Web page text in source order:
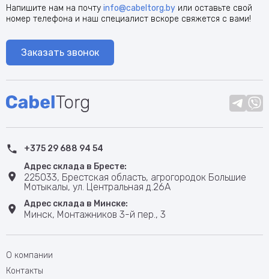
Напишите нам на почту info@cabeltorg.by или оставьте свой
номер телефона и наш специалист вскоре свяжется с вами!
Заказать звонок
+375 29 688 94 54
Адрес склада в Бресте:
225033, Брестская область, агрогородок Большие
Мотыкалы, ул. Центральная д.26А
Адрес склада в Минске:
Минск, Монтажников 3-й пер., 3
О компании
Контакты